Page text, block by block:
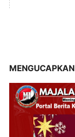
MENGUCAPKAN